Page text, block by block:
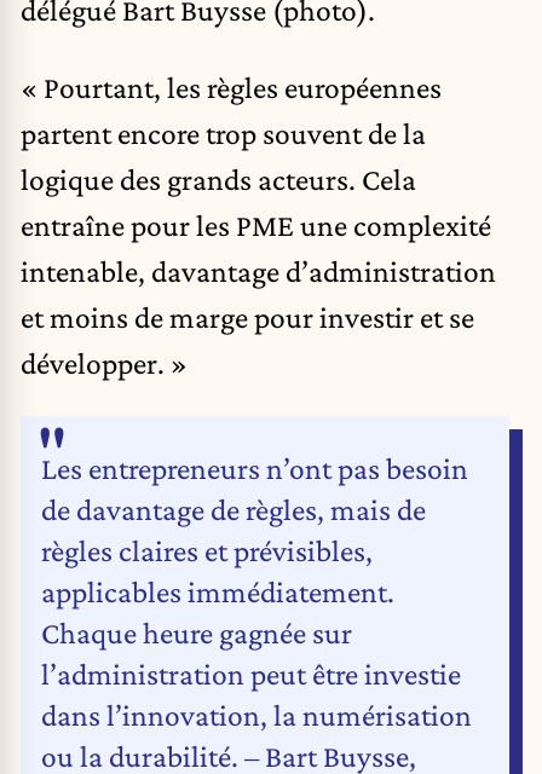
délégué Bart Buysse (photo).
« Pourtant, les règles européennes
partent encore trop souvent de la
logique des grands acteurs. Cela
entraîne pour les PME une complexité
intenable, davantage d’administration
et moins de marge pour investir et se
développer. »
Les entrepreneurs n’ont pas besoin
de davantage de règles, mais de
règles claires et prévisibles,
applicables immédiatement.
Chaque heure gagnée sur
l’administration peut être investie
dans l’innovation, la numérisation
ou la durabilité. – Bart Buysse,